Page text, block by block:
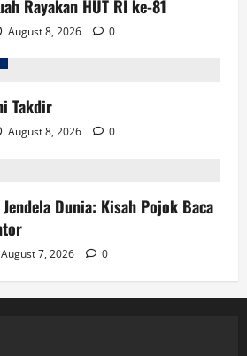
Rayakan HUT RI ke-81
August 8, 2026
0
Takdir
August 8, 2026
0
Dunia: Kisah Pojok Baca
August 7, 2026 0